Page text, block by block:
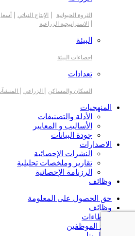
الثروة الحيوانية | الإنتاج النباتي |
| الاستراتيجية الزراعية
البيئة
احصاءات البيئة
تعدادات
السكان والمساكن | الزراعي |
المنهجيات
الأدلة والتصنيفات
الأساليب و المعايير
جودة البيانات
الاصدارات
النشرات الإحصائية
تقارير وملخصات تحليلية
الرزنامة الإحصائية
وظائف
حق الحصول على المعلومة
وظائف
العطاءات
بريد الموظفين